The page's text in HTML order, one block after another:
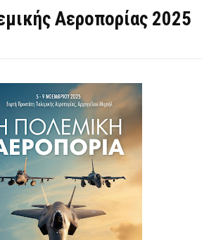
Αεροπορίας 2025